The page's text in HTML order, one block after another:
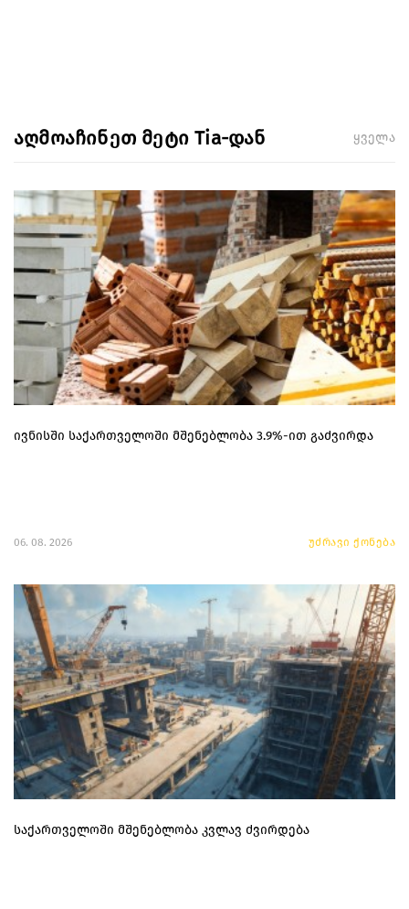
აღმოაჩინეთ მეტი Tia-დან ყველა
ივნისში საქართველოში მშენებლობა 3.9%-ით გაძვირდა
06. 08. 2026 უძრავი ქონება
საქართველოში მშენებლობა კვლავ ძვირდება